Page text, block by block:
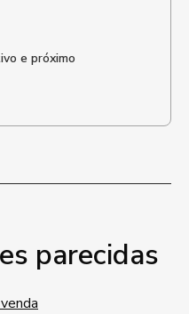
e próximo
parecidas